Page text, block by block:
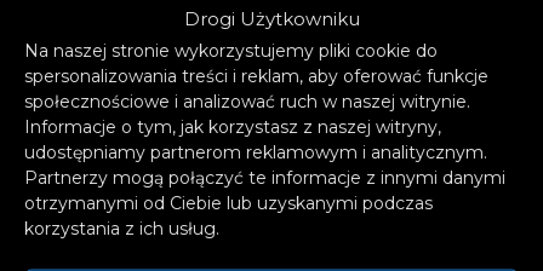
Drogi Użytkowniku
Na naszej stronie wykorzystujemy pliki cookie do
spersonalizowania treści i reklam, aby oferować funkcje
społecznościowe i analizować ruch w naszej witrynie.
Informacje o tym, jak korzystasz z naszej witryny,
udostępniamy partnerom reklamowym i analitycznym.
Partnerzy mogą połączyć te informacje z innymi danymi
otrzymanymi od Ciebie lub uzyskanymi podczas
korzystania z ich usług.
nastolatka trenowała skoki na trampolinie z
przyszłą reprezentacją Wielkiej Brytanii,
zanim nieszczęśliwy wypadek przerwał jej
plany. Ciało, na które liczyła, okazało się
zawodne, a w procesie rehabilitacji Bow
odnalazła w sobie pasję do muzyki, kiedy to
tata śpiewał jej do snu. Tak rozbudzona